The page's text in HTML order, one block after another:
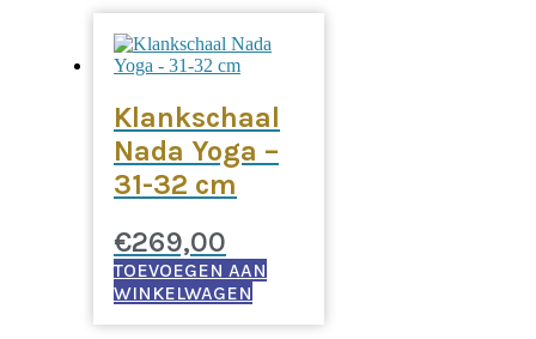
Klankschaal
Nada Yoga –
31-32 cm
€269,00
TOEVOEGEN AAN
WINKELWAGEN